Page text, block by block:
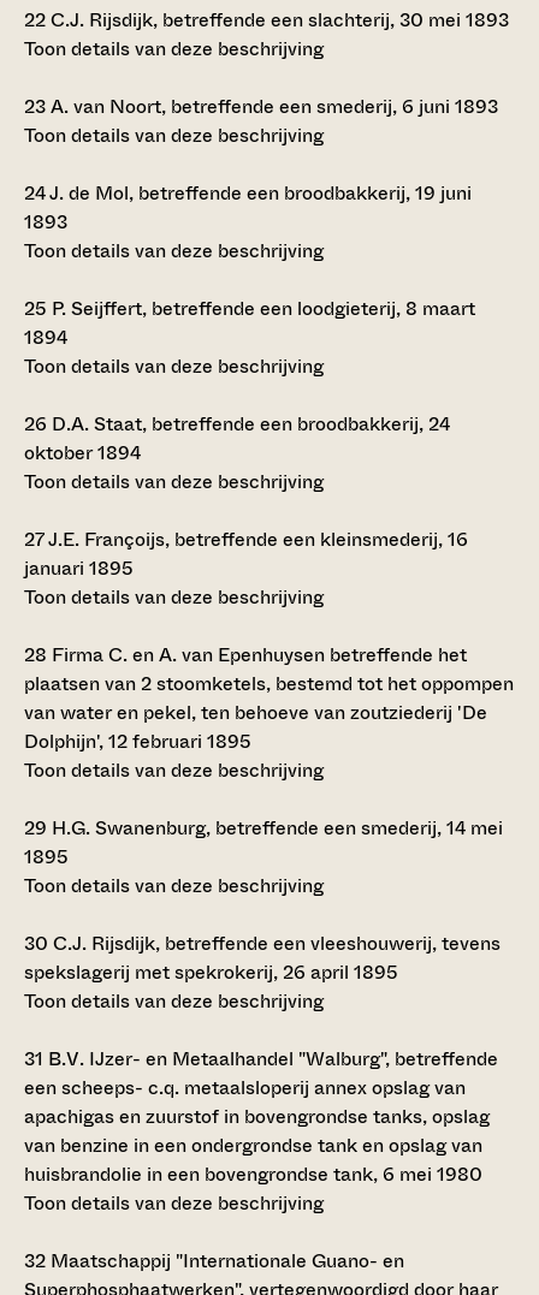
22C.J. Rijsdijk, betreffende een slachterij, 30 mei 1893
Toon details van deze beschrijving
23A. van Noort, betreffende een smederij, 6 juni 1893
Toon details van deze beschrijving
24J. de Mol, betreffende een broodbakkerij, 19 juni
1893
Toon details van deze beschrijving
25 P. Seijffert, betreffende een loodgieterij, 8 maart
1894
Toon details van deze beschrijving
26 D.A. Staat, betreffende een broodbakkerij, 24
oktober 1894
Toon details van deze beschrijving
27J.E. Françoijs, betreffende een kleinsmederij, 16
januari 1895
Toon details van deze beschrijving
28 Firma C. en A. van Epenhuysen betreffende het
plaatsen van 2 stoomketels, bestemd tot het oppompen
van water en pekel, ten behoeve van zoutziederij 'De
Dolphijn', 12 februari 1895
Toon details van deze beschrijving
29 H.G. Swanenburg, betreffende een smederij, 14 mei
1895
Toon details van deze beschrijving
30 C.J. Rijsdijk, betreffende een vleeshouwerij, tevens
spekslagerij met spekrokerij, 26 april 1895
Toon details van deze beschrijving
31 B.V. IJzer- en Metaalhandel "Walburg", betreffende
een scheeps- c.q. metaalsloperij annex opslag van
apachigas en zuurstof in bovengrondse tanks, opslag
van benzine in een ondergrondse tank en opslag van
huisbrandolie in een bovengrondse tank, 6 mei 1980
Toon details van deze beschrijving
32 Maatschappij "Internationale Guano- en